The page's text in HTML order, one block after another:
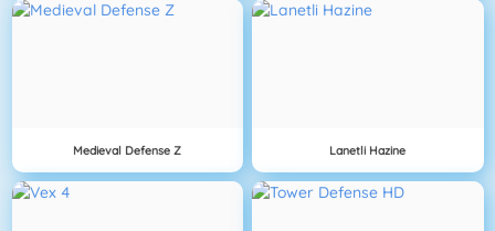
Medieval Defense Z Lanetli Hazine